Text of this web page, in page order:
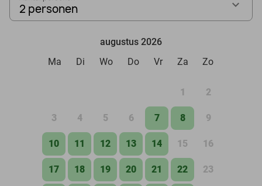
2 personen
augustus 2026
Ma
Di Wo Do Vr Za Zo
1 2
3 4 5 6 7 8 9
10 11 12 13 14 15 16
17 18 19 20 21 22 23